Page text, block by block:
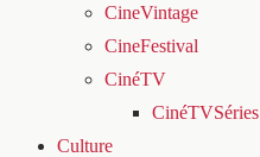
CineVintage
CineFestival
CinéTV
CinéTVSéries
Culture